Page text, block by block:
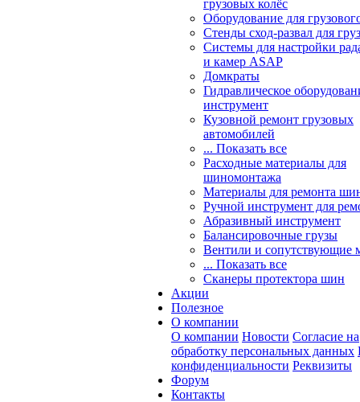
грузовых колёс
Оборудование для
Стенды сход-развал для
Системы для настройки
и камер ASAP
Домкраты
Гидравлическое
инструмент
Кузовной ремонт грузовых
автомобилей
... Показать все
Расходные материалы для
шиномонтажа
Материалы для ремонта
Ручной инструмент для
Абразивный инструмент
Балансировочные грузы
Вентили и сопутствующие
... Показать все
Сканеры протектора шин
Акции
Полезное
О компании
О компании Новости Согласие на
обработку персональных данных
конфиденциальности Реквизиты
Форум
Контакты